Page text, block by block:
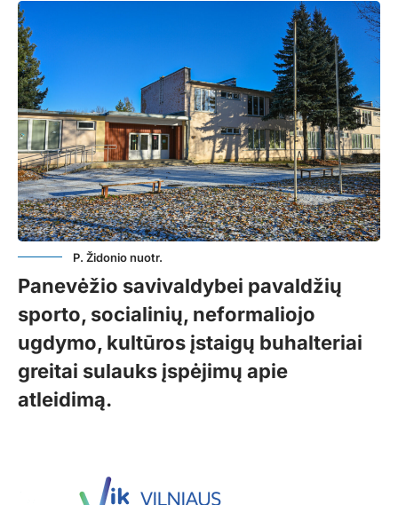
P. Židonio nuotr.
Panevėžio savivaldybei pavaldžių
sporto, socialinių, neformaliojo
ugdymo, kultūros įstaigų buhalteriai
greitai sulauks įspėjimų apie
atleidimą.